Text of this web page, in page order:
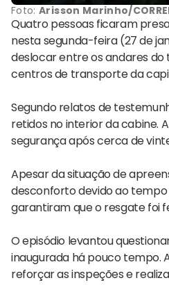
Foto:Arisson Marinho/
Quatro pessoas ficaram
nesta segunda-feira (27 de
deslocar entre os andares
centros de transporte da
Segundo relatos de
retidos no interior da cabine.
segurança após cerca de
Apesar da situação de
desconforto devido ao
garantiram que o resgate foi
O episódio levantou
inaugurada há pouco tempo.
reforçar as inspeções e